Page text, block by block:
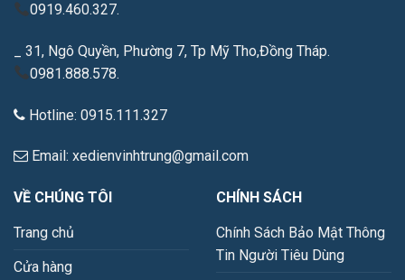
0919.460.327.
_ 31, Ngô Quyền, Phường 7, Tp Mỹ Tho,Đồng Tháp.
0981.888.578.
Hotline: 0915.111.327
Email: xedienvinhtrung@gmail.com
VỀ CHÚNG TÔI
Trang chủ
Cửa hàng
CHÍNH SÁCH
Chính Sách Bảo Mật Thông
Tin Người Tiêu Dùng